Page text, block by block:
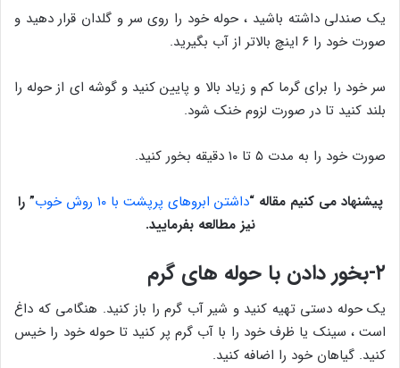
یک صندلی داشته باشید ، حوله خود را روی سر و گلدان قرار دهید و
صورت خود را ۶ اینچ بالاتر از آب بگیرید.
سر خود را برای گرما کم و زیاد بالا و پایین کنید و گوشه ای از حوله را
بلند کنید تا در صورت لزوم خنک شود.
صورت خود را به مدت ۵ تا ۱۰ دقیقه بخور کنید.
پیشنهاد می کنیم مقاله “داشتن ابروهای پرپشت با ۱۰ روش خوب ”را
نیز مطالعه بفرمایید.
۲-بخور دادن با حوله های گرم
یک حوله دستی تهیه کنید و شیر آب گرم را باز کنید. هنگامی که داغ
است ، سینک یا ظرف خود را با آب گرم پر کنید تا حوله خود را خیس
کنید. گیاهان خود را اضافه کنید.